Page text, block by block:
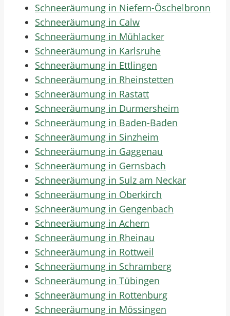
Schneeräumung in Niefern-Öschelbronn
Schneeräumung in Calw
Schneeräumung in Mühlacker
Schneeräumung in Karlsruhe
Schneeräumung in Ettlingen
Schneeräumung in Rheinstetten
Schneeräumung in Rastatt
Schneeräumung in Durmersheim
Schneeräumung in Baden-Baden
Schneeräumung in Sinzheim
Schneeräumung in Gaggenau
Schneeräumung in Gernsbach
Schneeräumung in Sulz am Neckar
Schneeräumung in Oberkirch
Schneeräumung in Gengenbach
Schneeräumung in Achern
Schneeräumung in Rheinau
Schneeräumung in Rottweil
Schneeräumung in Schramberg
Schneeräumung in Tübingen
Schneeräumung in Rottenburg
Schneeräumung in Mössingen